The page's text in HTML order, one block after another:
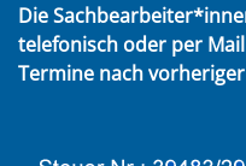
Die
telefonisch oder per
Termine nach